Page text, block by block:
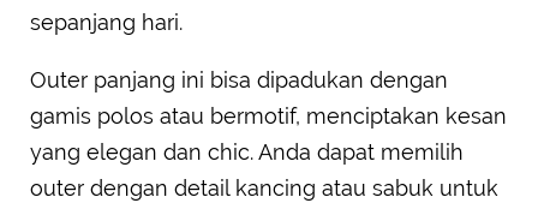
sepanjang hari.
Outer panjang ini bisa dipadukan dengan
gamis polos atau bermotif, menciptakan kesan
yang elegan dan chic. Anda dapat memilih
outer dengan detail kancing atau sabuk untuk